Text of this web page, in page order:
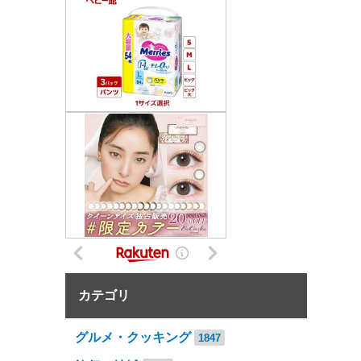
カテゴリ
グルメ・クッキング 1847